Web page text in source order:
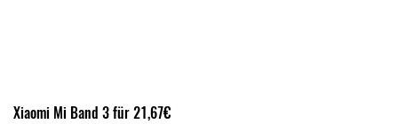
Xiaomi Mi Band 3 für 21,67€